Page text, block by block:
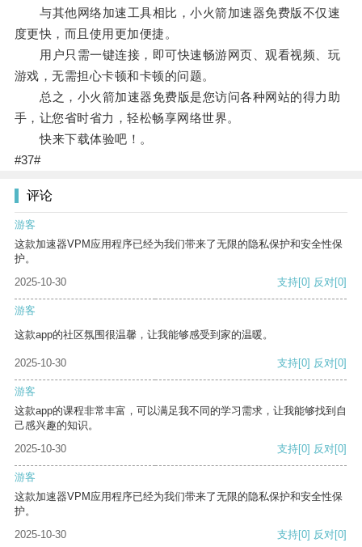
与其他网络加速工具相比，小火箭加速器免费版不仅速
度更快，而且使用更加便捷。
用户只需一键连接，即可快速畅游网页、观看视频、玩
游戏，无需担心卡顿和卡顿的问题。
总之，小火箭加速器免费版是您访问各种网站的得力助
手，让您省时省力，轻松畅享网络世界。
快来下载体验吧！。
#37#
评论
游客
这款加速器VPM应用程序已经为我们带来了无限的隐私保护和安全性保
护。
2025-10-30
支持[0] 反对[0]
游客
这款app的社区氛围很温馨，让我能够感受到家的温暖。
2025-10-30 支持[0] 反对[0]
游客
这款app的课程非常丰富，可以满足我不同的学习需求，让我能够找到自
己感兴趣的知识。
2025-10-30
支持[0] 反对[0]
游客
这款加速器VPM应用程序已经为我们带来了无限的隐私保护和安全性保
护。
2025-10-30
支持[0] 反对[0]